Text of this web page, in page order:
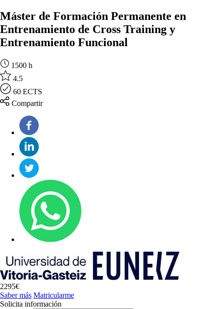
Máster de Formación Permanente en
Entrenamiento de Cross Training y
Entrenamiento Funcional
1500 h
4.5
60 ECTS
Compartir
2295€
Saber más Matricularme
Solicita información